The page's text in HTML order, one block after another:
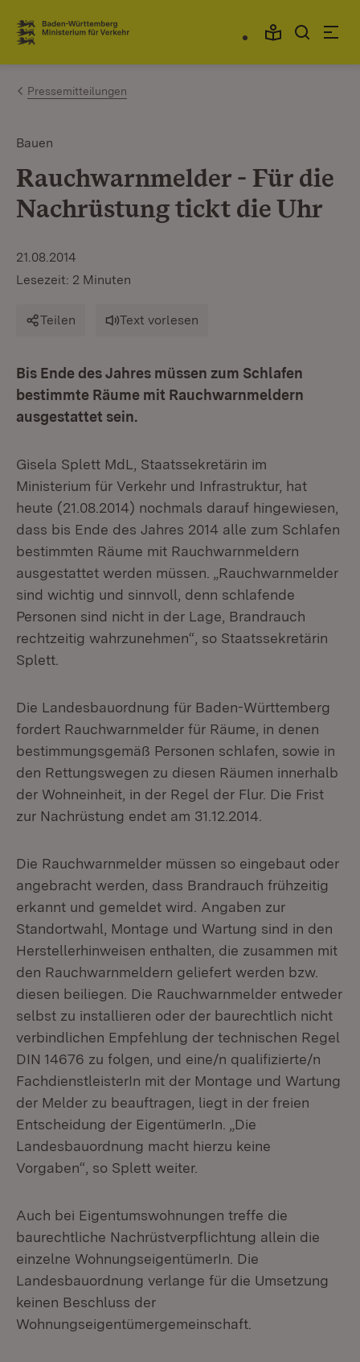
Zum Inhalt springen
Link zur Startseite
Pressemitteilungen
Bauen
Rauchwarnmelder - Für die
Nachrüstung tickt die Uhr
21.08.2014
Lesezeit: 2 Minuten
Teilen Text vorlesen
Bis Ende des Jahres müssen zum Schlafen
bestimmte Räume mit Rauchwarnmeldern
ausgestattet sein.
Gisela Splett MdL, Staatssekretärin im
Ministerium für Verkehr und Infrastruktur, hat
heute (21.08.2014) nochmals darauf hingewiesen,
dass bis Ende des Jahres 2014 alle zum Schlafen
bestimmten Räume mit Rauchwarnmeldern
ausgestattet werden müssen. „Rauchwarnmelder
sind wichtig und sinnvoll, denn schlafende
Personen sind nicht in der Lage, Brandrauch
rechtzeitig wahrzunehmen“, so Staatssekretärin
Splett.
Die Landesbauordnung für Baden-Württemberg
fordert Rauchwarnmelder für Räume, in denen
bestimmungsgemäß Personen schlafen, sowie in
den Rettungswegen zu diesen Räumen innerhalb
der Wohneinheit, in der Regel der Flur. Die Frist
zur Nachrüstung endet am 31.12.2014.
Die Rauchwarnmelder müssen so eingebaut oder
angebracht werden, dass Brandrauch frühzeitig
erkannt und gemeldet wird. Angaben zur
Standortwahl, Montage und Wartung sind in den
Herstellerhinweisen enthalten, die zusammen mit
den Rauchwarnmeldern geliefert werden bzw.
diesen beiliegen. Die Rauchwarnmelder entweder
selbst zu installieren oder der baurechtlich nicht
verbindlichen Empfehlung der technischen Regel
DIN 14676 zu folgen, und eine/n qualifizierte/n
FachdienstleisterIn mit der Montage und Wartung
der Melder zu beauftragen, liegt in der freien
Entscheidung der EigentümerIn. „Die
Landesbauordnung macht hierzu keine
Vorgaben“, so Splett weiter.
Auch bei Eigentumswohnungen treffe die
baurechtliche Nachrüstverpflichtung allein die
einzelne WohnungseigentümerIn. Die
Landesbauordnung verlange für die Umsetzung
keinen Beschluss der
Wohnungseigentümergemeinschaft.